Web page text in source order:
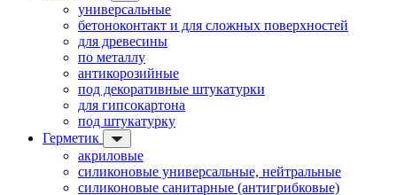
универсальные
бетоноконтакт и для сложных поверхностей
для древесины
по металлу
антикорозийные
под декоративные штукатурки
для гипсокартона
под штукатурку
Герметик
акриловые
силиконовые универсальные, нейтральные
силиконовые санитарные (антигрибковые)